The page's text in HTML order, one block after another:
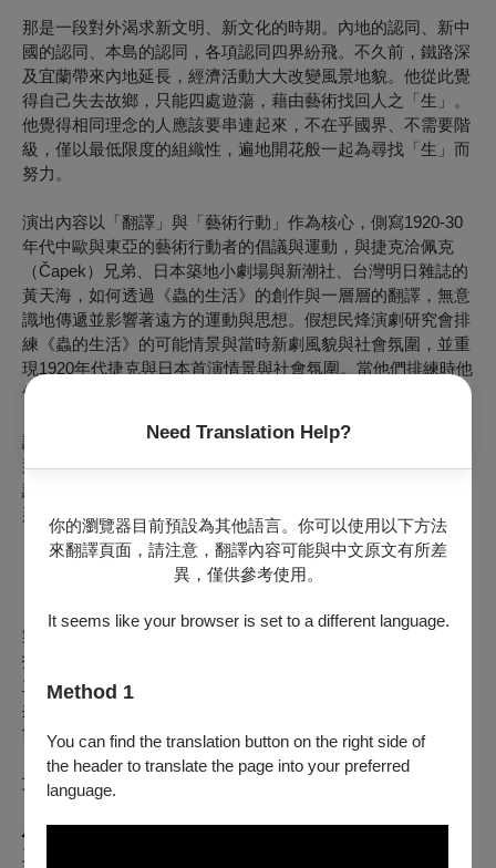
Need Translation Help?
你的瀏覽器目前預設為其他語言。你可以使用以下方法
來翻譯頁面，請注意，翻譯內容可能與中文原文有所差
異，僅供參考使用。
It seems like your browser is set to a different language.
Method 1
You can find the translation button on the right side of
the header to translate the page into your preferred
language.
那是一段對外渴求新文明、新文化的時期。內地的認同、新中
國的認同、本島的認同，各項認同四界紛飛。不久前，鐵路深
及宜蘭帶來內地延長，經濟活動大大改變風景地貌。他從此覺
得自己失去故鄉，只能四處遊蕩，藉由藝術找回人之「生」。
他覺得相同理念的人應該要串連起來，不在乎國界、不需要階
級，僅以最低限度的組織性，遍地開花般一起為尋找「生」而
努力。
演出內容以「翻譯」與「藝術行動」作為核心，側寫1920-30
年代中歐與東亞的藝術行動者的倡議與運動，與捷克洽佩克
（Čapek）兄弟、日本築地小劇場與新潮社、台灣明日雜誌的
黃天海，如何透過《蟲的生活》的創作與一層層的翻譯，無意
識地傳遞並影響著遠方的運動與思想。假想民烽演劇研究會排
練《蟲的生活》的可能情景與當時新劇風貌與社會氛圍，並重
現1920年代捷克與日本首演情景與社會氛圍。當他們排練時他
們在想什麼？當他們翻譯時他們在經歷什麼？
誰是我的友朋？
那全世界的人類；
誰是我的敵人？
那全世界的人類。
——孤魂《孤魂》
製作團隊｜
指導單位：臺南市政府
主辦單位：臺南市政府文化局、財團法人臺南市文化基金會
共同主辦單位：淼淼製作
協辦單位：影響·新劇場
文本出處：
𝘡𝘢𝘩𝘳𝘢𝘥𝘯𝘪́𝘬𝘶̊𝘷 𝘳𝘰𝘬《園丁的一年》、《明日》第一卷第一～
三期、《台湾総督府警察沿革誌》等